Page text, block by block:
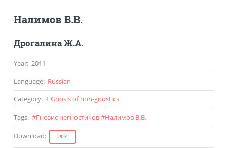
Налимов В.В.
Дрогалина Ж.А.
Year: 2011
Language: Russian
Category: + Gnosis of non-gnostics
Tags: #Гнозис негностиков#Налимов В.В.
Download: PDF